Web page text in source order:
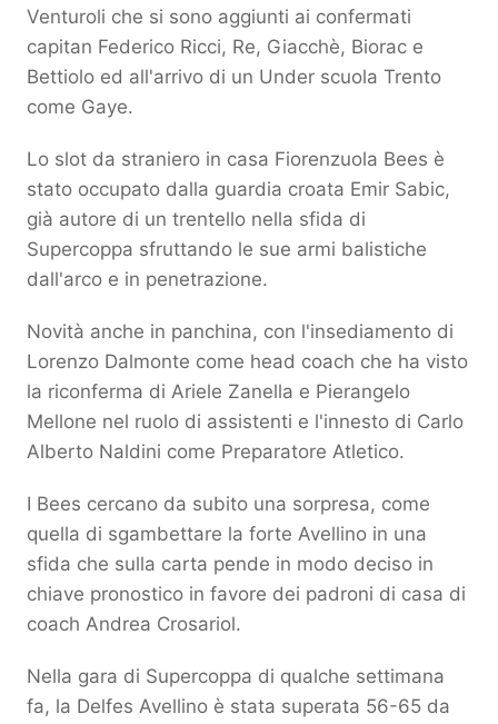
Venturoli che si sono aggiunti ai confermati
capitan Federico Ricci, Re, Giacchè, Biorac e
Bettiolo ed all'arrivo di un Under scuola Trento
come Gaye.
Lo slot da straniero in casa Fiorenzuola Bees è
stato occupato dalla guardia croata Emir Sabic,
già autore di un trentello nella sfida di
Supercoppa sfruttando le sue armi balistiche
dall'arco e in penetrazione.
Novità anche in panchina, con l'insediamento di
Lorenzo Dalmonte come head coach che ha visto
la riconferma di Ariele Zanella e Pierangelo
Mellone nel ruolo di assistenti e l'innesto di Carlo
Alberto Naldini come Preparatore Atletico.
I Bees cercano da subito una sorpresa, come
quella di sgambettare la forte Avellino in una
sfida che sulla carta pende in modo deciso in
chiave pronostico in favore dei padroni di casa di
coach Andrea Crosariol.
Nella gara di Supercoppa di qualche settimana
fa, la Delfes Avellino è stata superata 56-65 da